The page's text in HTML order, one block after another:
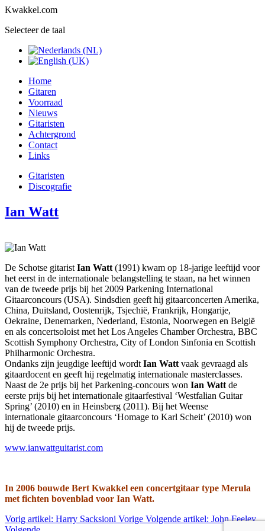
Kwakkel.com
Selecteer de taal
Home
Gitaren
Voorraad
Nieuws
Gitaristen
Achtergrond
Contact
Links
Gitaristen
Discografie
Ian Watt
De Schotse gitarist Ian Watt (1991) kwam op 18-jarige leeftijd voor
het eerst in de internationale belangstelling te staan, na het winnen
van de tweede prijs bij het 2009 Parkening International
Gitaarconcours (USA). Sindsdien geeft hij gitaarconcerten Amerika,
China, Duitsland, Oostenrijk, Tsjechië, Frankrijk, Hongarije,
Oekraine, Denemarken, Nederland, Estonia, Noorwegen en België
en als concertsoloist met het Los Angeles Chamber Orchestra, BBC
Scottish Symphony Orchestra, City of London Sinfonia en Scottish
Philharmonic Orchestra.
Ondanks zijn jeugdige leeftijd wordt Ian Watt vaak gevraagd als
gitaardocent en geeft hij regelmatig internationale masterclasses.
Naast de 2e prijs bij het Parkening-concours won Ian Watt de
eerste prijs bij het internationale gitaarfestival ‘Westfalian Guitar
Spring’ (2010) en in Heinsberg (2011). Bij het Weense
internationale gitaarconcours ‘Homage to Karl Scheit’ (2010) won
hij de tweede prijs.
www.ianwattguitarist.com
In 2006 bouwde Bert Kwakkel een concertgitaar type Merula
met fichten bovenblad voor Ian Watt.
Vorig artikel: Harry Sacksioni Vorige Volgende artikel: John Feeley